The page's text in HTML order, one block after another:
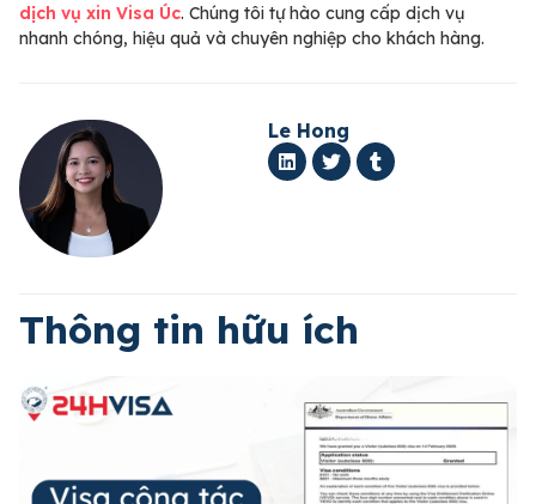
dịch vụ xin Visa Úc. Chúng tôi tự hào cung cấp dịch vụ
nhanh chóng, hiệu quả và chuyên nghiệp cho khách hàng.
Le Hong
Thông tin hữu ích